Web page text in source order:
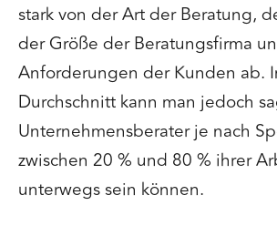
stark von der Art der Beratung,
der Größe der Beratungsfirma
Anforderungen der Kunden ab.
Durchschnitt kann man jedoch
Unternehmensberater je nach
zwischen 20 % und 80 % ihrer
unterwegs sein können.